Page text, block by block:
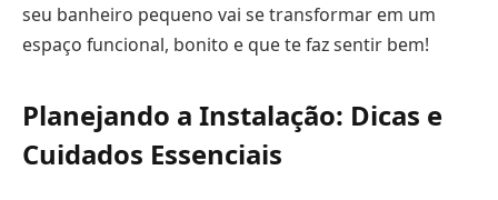
seu banheiro pequeno vai se transformar em um
espaço funcional, bonito e que te faz sentir bem!
Planejando a Instalação: Dicas e
Cuidados Essenciais